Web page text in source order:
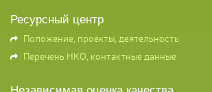
Ресурсный центр
Положение, проекты, деятельность
Перечень НКО, контактные данные